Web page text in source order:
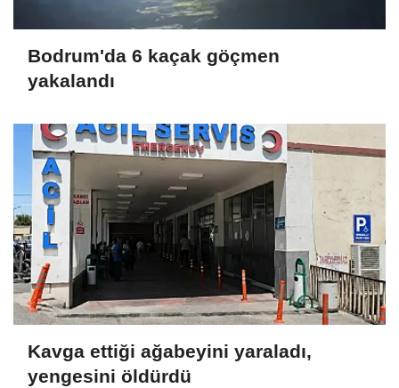
Bodrum'da 6 kaçak göçmen
yakalandı
Kavga ettiği ağabeyini yaraladı,
yengesini öldürdü